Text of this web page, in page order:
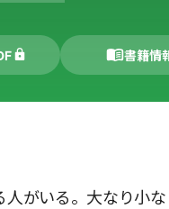
書籍情
がいる。大なり小